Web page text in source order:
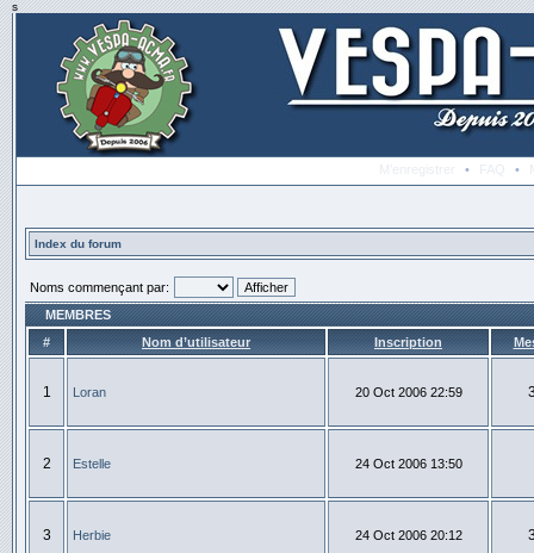
s
M’enregistrer • FAQ •
Index du forum
Noms commençant par:
MEMBRES
#
Nom d’utilisateur Inscription
1 Loran 20 Oct 2006 22:59
2 Estelle 24 Oct 2006 13:50
3 Herbie 24 Oct 2006 20:12